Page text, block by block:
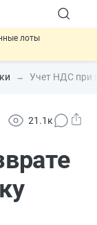
лоты
физлиц из
патента
Учет НДС при
21.1к